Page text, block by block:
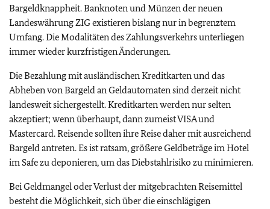
Bargeldknappheit. Banknoten und Münzen der neuen
Landeswährung ZIG existieren bislang nur in begrenztem
Umfang. Die Modalitäten des Zahlungsverkehrs unterliegen
immer wieder kurzfristigen Änderungen.
Die Bezahlung mit ausländischen Kreditkarten und das
Abheben von Bargeld an Geldautomaten sind derzeit nicht
landesweit sichergestellt. Kreditkarten werden nur selten
akzeptiert; wenn überhaupt, dann zumeist VISA und
Mastercard. Reisende sollten ihre Reise daher mit ausreichend
Bargeld antreten. Es ist ratsam, größere Geldbeträge im Hotel
im Safe zu deponieren, um das Diebstahlrisiko zu minimieren.
Bei Geldmangel oder Verlust der mitgebrachten Reisemittel
besteht die Möglichkeit, sich über die einschlägigen